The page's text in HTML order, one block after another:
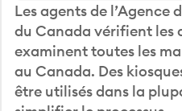
Les agents de l’Agence
du Canada vérifient les
examinent toutes les
au Canada. Des
être utilisés dans la